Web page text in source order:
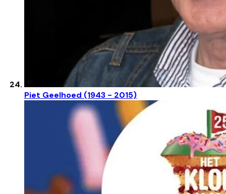
Piet Geelhoed (1943 - 2015)